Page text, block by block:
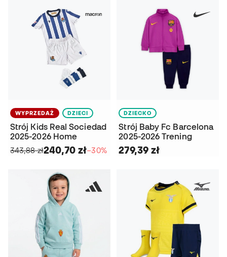
WYPRZEDAŻ DZIECI
Strój Kids Real Sociedad
2025-2026 Home
343,88 zł240,70 zł−30%
DZIECKO
Strój Baby Fc Barcelona
2025-2026 Trening
279,39 zł